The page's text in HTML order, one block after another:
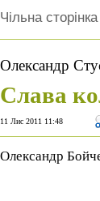
Чільна сторінка
Олександр
Слава
11 Лис 2011 11:48
Олександр